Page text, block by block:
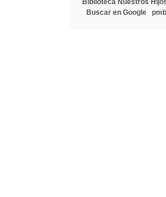
Biblioteca Nuestros
Buscar en Google
pmb